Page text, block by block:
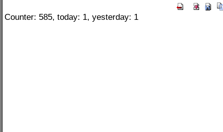
Counter: 585, today: 1, yesterday: 1